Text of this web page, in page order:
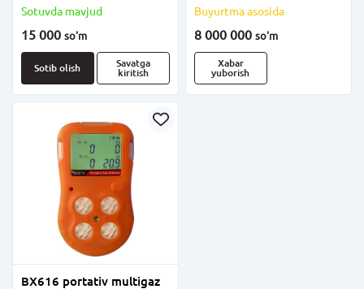
Sotuvda mavjud
15 000 so'm
Sotib olish
Savatga
kiritish
analizatori
Buyurtma asosida
8 000 000 so'm
Xabar
yuborish
BX616 portativ multigaz